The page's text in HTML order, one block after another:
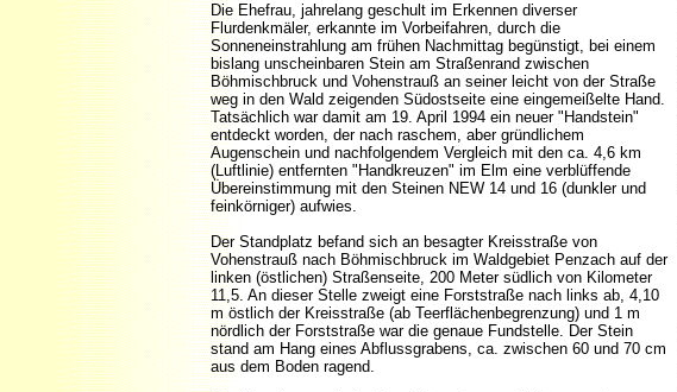
Die Ehefrau, jahrelang geschult im Erkennen diverser
Flurdenkmäler, erkannte im Vorbeifahren, durch die
Sonneneinstrahlung am frühen Nachmittag begünstigt, bei einem
bislang unscheinbaren Stein am Straßenrand zwischen
Böhmischbruck und Vohenstrauß an seiner leicht von der Straße
weg in den Wald zeigenden Südostseite eine eingemeißelte Hand.
Tatsächlich war damit am 19. April 1994 ein neuer "Handstein"
entdeckt worden, der nach raschem, aber gründlichem
Augenschein und nachfolgendem Vergleich mit den ca. 4,6 km
(Luftlinie) entfernten "Handkreuzen" im Elm eine verblüffende
Übereinstimmung mit den Steinen NEW 14 und 16 (dunkler und
feinkörniger) aufwies.
Der Standplatz befand sich an besagter Kreisstraße von
Vohenstrauß nach Böhmischbruck im Waldgebiet Penzach auf der
linken (östlichen) Straßenseite, 200 Meter südlich von Kilometer
11,5. An dieser Stelle zweigt eine Forststraße nach links ab, 4,10
m östlich der Kreisstraße (ab Teerflächenbegrenzung) und 1 m
nördlich der Forststraße war die genaue Fundstelle. Der Stein
stand am Hang eines Abflussgrabens, ca. zwischen 60 und 70 cm
aus dem Boden ragend.